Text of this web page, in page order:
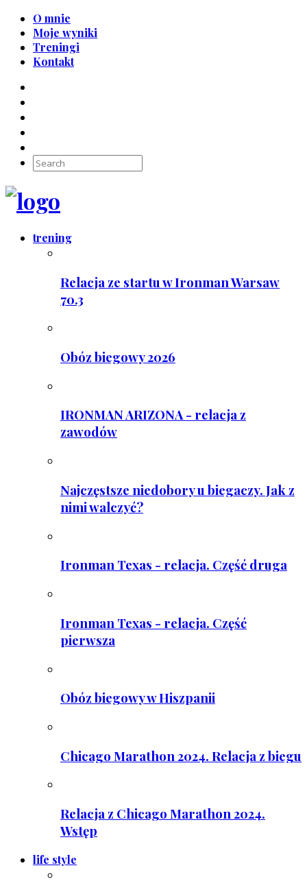
O mnie
Moje wyniki
Treningi
Kontakt
trening
Relacja ze startu w Ironman Warsaw
70.3
Obóz biegowy 2026
IRONMAN ARIZONA - relacja z
zawodów
Najczęstsze niedobory u biegaczy. Jak z
nimi walczyć?
Ironman Texas - relacja. Część druga
Ironman Texas - relacja. Część
pierwsza
Obóz biegowy w Hiszpanii
Chicago Marathon 2024. Relacja z biegu
Relacja z Chicago Marathon 2024.
Wstęp
life style